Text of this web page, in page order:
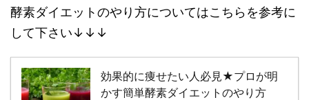
酵素ダイエットのやり方についてはこちらを参考に
して下さい↓↓↓
効果的に痩せたい人必見★プロが明
かす簡単酵素ダイエットのやり方